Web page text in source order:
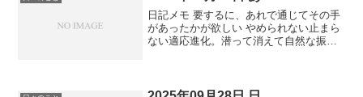
日記メモ 要するに、あれで通じてその手
があったかが欲しい やめられない止まら
ない適応進化。潜って消えて自然な振る
なことずっと...